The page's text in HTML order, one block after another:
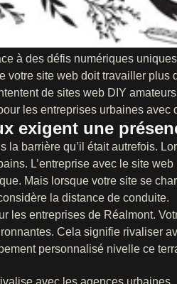
à des défis numériques
votre site web doit travailler
de sites web DIY
les entreprises urbaines
exigent une
la barrière qu’il était autrefois.
L’entreprise avec le site
Mais lorsque votre site se
la distance de conduite.
les entreprises de Réalmont.
Cela signifie rivaliser
personnalisé nivelle ce
avec les agences urbaines